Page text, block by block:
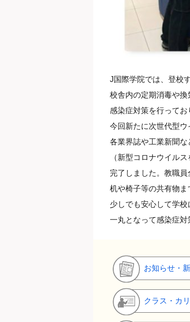
J国際学院では、登校
校舎内の定期消毒や
感染症対策を行ってお
今回新たに次世代型ウ
各業界誌や工業新聞な
（新型コロナウイル
完了しました。教職員
机や椅子等の共有物ま
少しでも安心して学
一丸となって感染症対
お知らせ・
クラス・カ